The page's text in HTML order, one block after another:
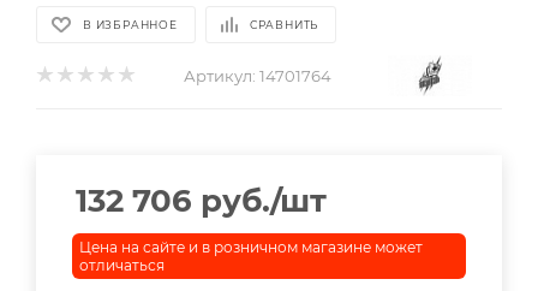
В ИЗБРАННОЕ СРАВНИТЬ
Артикул: 14701764
132 706 руб./шт
Цена на сайте и в розничном магазине может
отличаться